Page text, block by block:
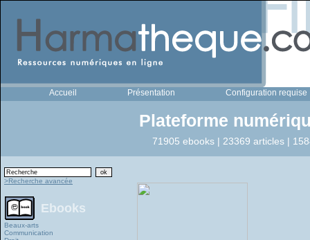
Accueil Présentation Configuration requise
Plateforme
71905 ebooks | 23369 articles |
>Recherche avancée
Ebooks
Beaux-arts
Communication